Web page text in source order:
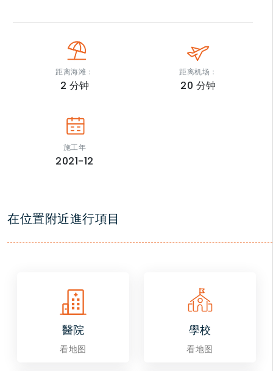
距离海滩：
2 分钟
距离机场：
20 分钟
施工年
2021-12
在位置附近進行項目
醫院
看地图
學校
看地图